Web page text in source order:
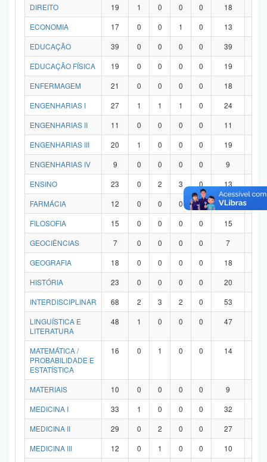
DIREITO 19 1 0 0 0 18
ECONOMIA
17 0 0 1 0 13
EDUCAÇÃO
39 0 0 0 0 39
EDUCAÇÃO FÍSICA
19 0 0 0 0 19
ENFERMAGEM
21 0 0 0 0 18
ENGENHARIAS I
27 1 1 1 0 24
ENGENHARIAS II
11 0 0 0 0 11
ENGENHARIAS III
20 1 0 0 0 19
ENGENHARIAS IV
9 0 0 0 0 9
ENSINO
23 0 2 3 0 13
FARMÁCIA
12 0 0 0 0 12
FILOSOFIA
15 0 0 0 0 15
GEOCIÊNCIAS
7 0 0 0 0 7
GEOGRAFIA
18 0 0 0 0 18
HISTÓRIA
23 0 0 0 0 20
INTERDISCIPLINAR
68 2 3 2 0 53
LINGUÍSTICA E
LITERATURA
48 1 0 0 0 47
MATEMÁTICA /
PROBABILIDADE E
ESTATÍSTICA
16 0 1 0 0 14
MATERIAIS 10 0 0 0 0 9
MEDICINA I
33 1 0 0 0 32
MEDICINA II
29 0 2 0 0 27
MEDICINA III
12 0 1 0 0 10